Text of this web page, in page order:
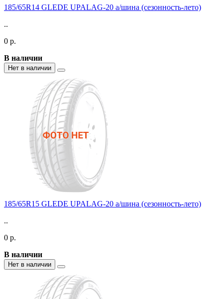
185/65R14 GLEDE UPALAG-20 а/шина (сезонность-лето)
..
0 р.
В наличии
Нет в наличии
185/65R15 GLEDE UPALAG-20 а/шина (сезонность-лето)
..
0 р.
В наличии
Нет в наличии